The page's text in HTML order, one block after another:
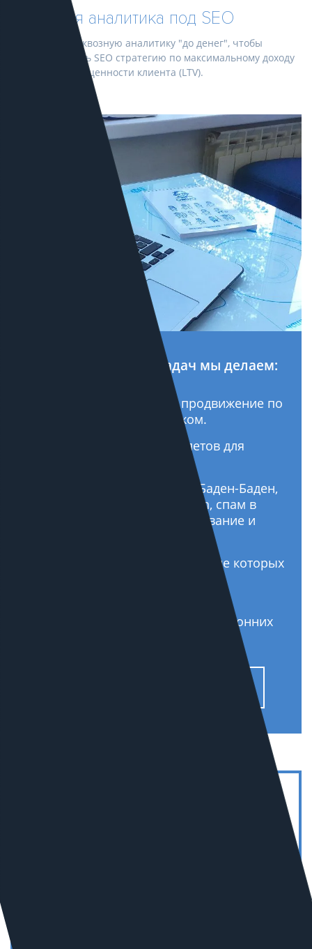
Сквозная аналитика под SEO
Настраиваем сквозную аналитику "до денег", чтобы
оптимизировать SEO стратегию по максимальному доходу
или жизненной ценности клиента (LTV).
Кроме стандартных задач мы делаем:
Мультирегиональное продвижение по
России, СНГ и за рубежом.
Увеличиваем CTR сниппетов для
кратного роста трафика.
Вывод из-под фильтров (Баден-Баден,
Минусинск, Panda, Penguin, спам в
микроразметке, аффилирование и
Настраиваем переезды, после которых
мониторинг продвижения сторонних